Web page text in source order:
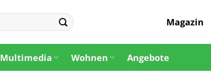
Magazin
Multimedia Wohnen Angebote